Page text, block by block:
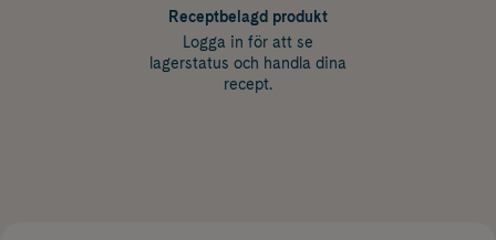
Receptbelagd produkt
Logga in för att se
lagerstatus och handla dina
recept.